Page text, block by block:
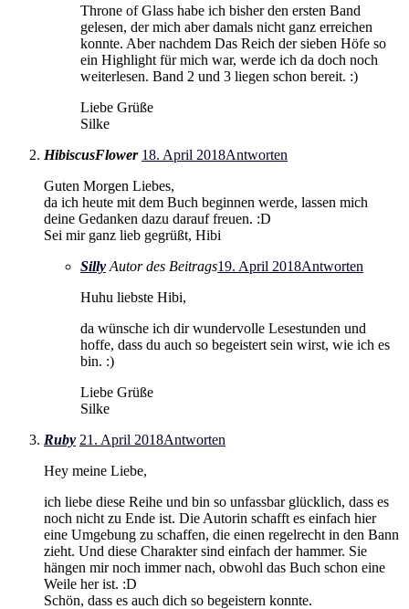
Throne of Glass habe ich bisher den ersten Band
gelesen, der mich aber damals nicht ganz erreichen
konnte. Aber nachdem Das Reich der sieben Höfe so
ein Highlight für mich war, werde ich da doch noch
weiterlesen. Band 2 und 3 liegen schon bereit. :)
Liebe Grüße
Silke
HibiscusFlower 18. April 2018Antworten
Guten Morgen Liebes,
da ich heute mit dem Buch beginnen werde, lassen mich
deine Gedanken dazu darauf freuen. :D
Sei mir ganz lieb gegrüßt, Hibi
Silly Autor des Beitrags19. April 2018Antworten
Huhu liebste Hibi,
da wünsche ich dir wundervolle Lesestunden und
hoffe, dass du auch so begeistert sein wirst, wie ich es
bin. :)
Liebe Grüße
Silke
Ruby 21. April 2018Antworten
Hey meine Liebe,
ich liebe diese Reihe und bin so unfassbar glücklich, dass es
noch nicht zu Ende ist. Die Autorin schafft es einfach hier
eine Umgebung zu schaffen, die einen regelrecht in den Bann
zieht. Und diese Charakter sind einfach der hammer. Sie
hängen mir noch immer nach, obwohl das Buch schon eine
Weile her ist. :D
Schön, dass es auch dich so begeistern konnte.